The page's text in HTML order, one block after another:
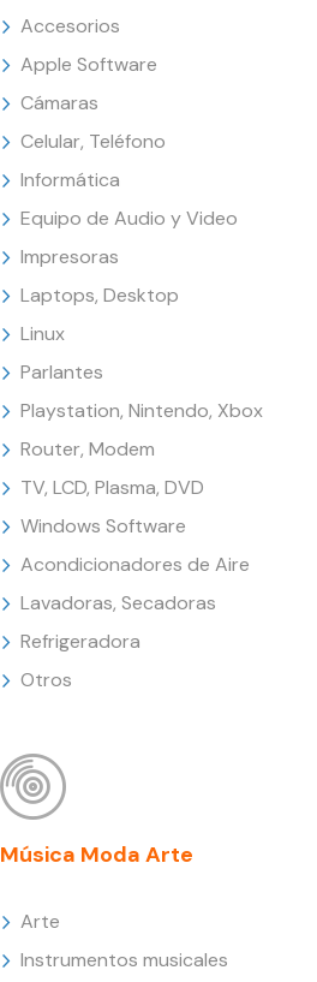
Accesorios
Apple Software
Cámaras
Celular, Teléfono
Informática
Equipo de Audio y Video
Impresoras
Laptops, Desktop
Linux
Parlantes
Playstation, Nintendo, Xbox
Router, Modem
TV, LCD, Plasma, DVD
Windows Software
Acondicionadores de Aire
Lavadoras, Secadoras
Refrigeradora
Otros
Música Moda Arte
Arte
Instrumentos musicales